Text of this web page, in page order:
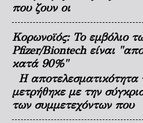
που ζουν οι
Κορωνοϊός: Το εμβόλιο
Pfizer/Biontech είναι
κατά 90%"
Η αποτελεσματικότητα
μετρήθηκε με την
των συμμετεχόντων που